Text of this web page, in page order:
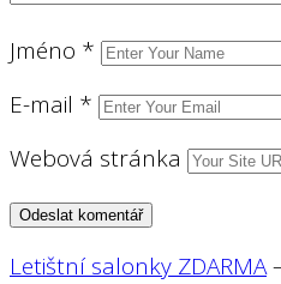
Jméno *
E-mail *
Webová stránka
Letištní salonky ZDARMA